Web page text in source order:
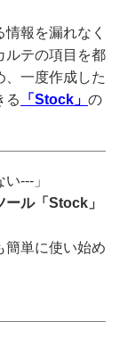
報を漏れなく
ルテの項目を都
、一度作成した
る
「Stock」 の
---」
ル「Stock」
簡単に使い始め